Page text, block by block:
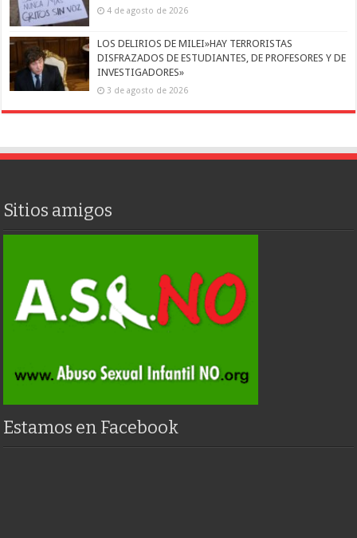
4 de agosto de 2026
LOS DELIRIOS DE MILEI»HAY TERRORISTAS
DISFRAZADOS DE ESTUDIANTES, DE PROFESORES Y DE
INVESTIGADORES»
3 de agosto de 2026
Sitios amigos
Estamos en Facebook